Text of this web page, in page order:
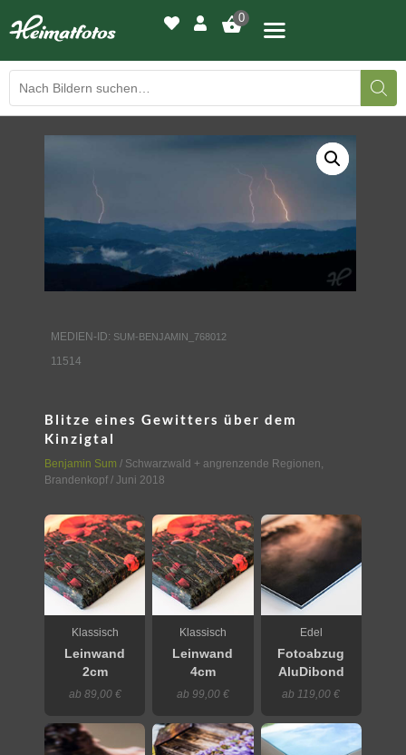
0
BILDERGALERIE
DRUCKQUALITÄTEN
LED-LEUCHTBILDER
WIR DRUCKEN IHR BILD
MEDIEN-ID: SUM-BENJAMIN_768012
11514
Blitze eines Gewitters über dem
Kinzigtal
Benjamin Sum / Schwarzwald + angrenzende Regionen,
Brandenkopf / Juni 2018
Klassisch
Leinwand
2cm
ab 89,00 €
Klassisch
Leinwand
4cm
ab 99,00 €
Edel
Fotoabzug
AluDibond
ab 119,00 €